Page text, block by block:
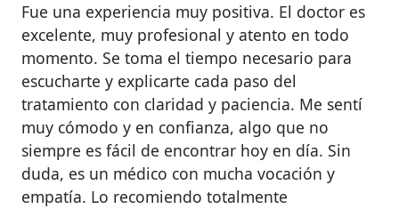
Fue una experiencia muy positiva. El doctor es
excelente, muy profesional y atento en todo
momento. Se toma el tiempo necesario para
escucharte y explicarte cada paso del
tratamiento con claridad y paciencia. Me sentí
muy cómodo y en confianza, algo que no
siempre es fácil de encontrar hoy en día. Sin
duda, es un médico con mucha vocación y
empatía. Lo recomiendo totalmente